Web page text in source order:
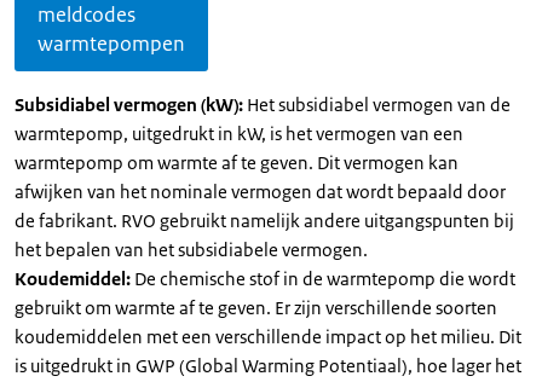
meldcodes
warmtepompen
Subsidiabel vermogen (kW): Het subsidiabel vermogen van de
warmtepomp, uitgedrukt in kW, is het vermogen van een
warmtepomp om warmte af te geven. Dit vermogen kan
afwijken van het nominale vermogen dat wordt bepaald door
de fabrikant. RVO gebruikt namelijk andere uitgangspunten bij
het bepalen van het subsidiabele vermogen.
Koudemiddel: De chemische stof in de warmtepomp die wordt
gebruikt om warmte af te geven. Er zijn verschillende soorten
koudemiddelen met een verschillende impact op het milieu. Dit
is uitgedrukt in GWP (Global Warming Potentiaal), hoe lager het